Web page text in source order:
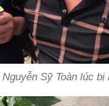
Sỹ Toàn lúc bị